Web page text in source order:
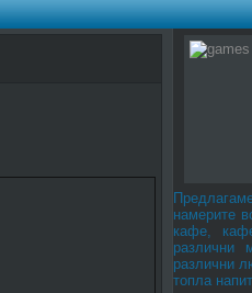
намерите
кафе,
различни
различни
топла